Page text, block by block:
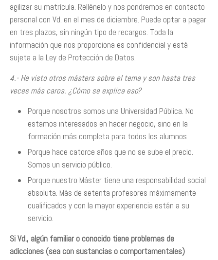
agilizar su matrícula. Rellénelo y nos pondremos en contacto
personal con Vd. en el mes de diciembre. Puede optar a pagar
en tres plazos, sin ningún tipo de recargos. Toda la
información que nos proporciona es confidencial y está
sujeta a la Ley de Protección de Datos.
4.- He visto otros másters sobre el tema y son hasta tres
veces más caros. ¿Cómo se explica eso?
Porque nosotros somos una Universidad Pública. No
estamos interesados en hacer negocio, sino en la
formación más completa para todos los alumnos.
Porque hace catorce años que no se sube el precio.
Somos un servicio público.
Porque nuestro Máster tiene una responsabilidad social
absoluta. Más de setenta profesores máximamente
cualificados y con la mayor experiencia están a su
servicio.
Si Vd., algún familiar o conocido tiene problemas de
adicciones (sea con sustancias o comportamentales)